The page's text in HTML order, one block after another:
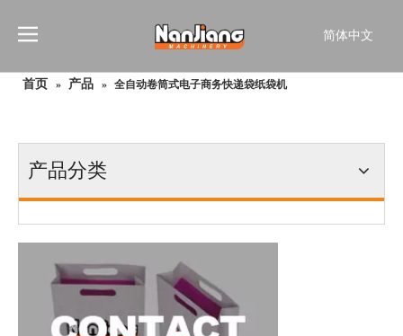
简体中文
首页 » 产品 » 全自动卷筒式电子商务快递袋纸袋机
产品分类